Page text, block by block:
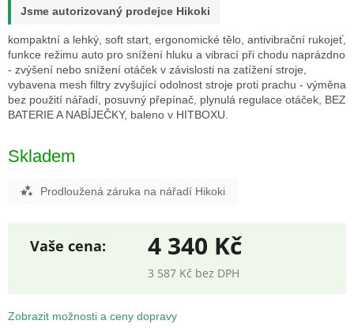
Jsme autorizovaný prodejce Hikoki
kompaktní a lehký, soft start, ergonomické tělo, antivibrační rukojeť,
funkce režimu auto pro snížení hluku a vibrací při chodu naprázdno
- zvýšení nebo snížení otáček v závislosti na zatížení stroje,
vybavena mesh filtry zvyšující odolnost stroje proti prachu - výměna
bez použití nářadí, posuvný přepínač, plynulá regulace otáček, BEZ
BATERIE A NABÍJEČKY, baleno v HITBOXU.
Skladem
Prodloužená záruka na nářadí Hikoki
4 340 Kč
3 587 Kč bez DPH
cena:
Zobrazit možnosti a ceny dopravy